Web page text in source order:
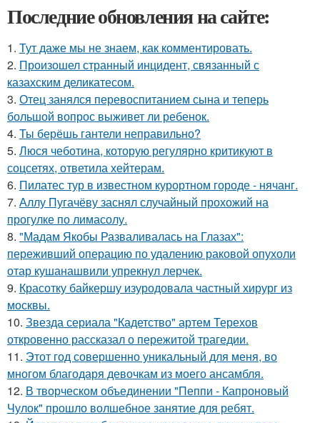
Последние обновления на сайте:
1. Тут даже мы не знаем, как комментировать.
2. Произошел странный инцидент, связанный с
казахским деликатесом.
3. Отец занялся перевоспитанием сына и теперь
большой вопрос выживет ли ребенок.
4. Ты берёшь гантели неправильно?
5. Люся чеботина, которую регулярно критикуют в
соцсетях, ответила хейтерам.
6. Пилатес тур в известном курортном городе - нячанг.
7. Аллу Пугачёву заснял случайный прохожий на
прогулке по лимасолу.
8. "Мадам Якобы Разваливалась на Глазах":
переживший операцию по удалению раковой опухоли
отар кушанашвили упрекнул лерчек.
9. Красотку байкершу изуродовала частный хирург из
москвы.
10. Звезда сериала "Кадетство" артем Терехов
откровенно рассказал о пережитой трагедии.
11. Этот год совершенно уникальный для меня, во
многом благодаря девочкам из моего ансамбля.
12. В творческом объединении "Пеппи - Капроновый
Чулок" прошло волшебное занятие для ребят.